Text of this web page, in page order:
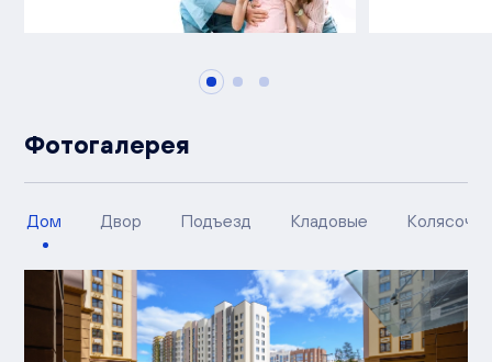
Фотогалерея
Дом Двор Подъезд Кладовые